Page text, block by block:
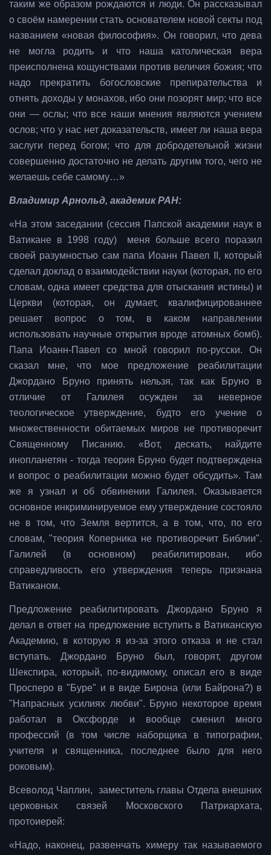
таким же образом рождаются и люди. Он рассказывал
о своём намерении стать основателем новой секты под
названием «новая философия». Он говорил, что дева
не могла родить и что наша католическая вера
преисполнена кощунствами против величия божия; что
надо прекратить богословские препирательства и
отнять доходы у монахов, ибо они позорят мир; что все
они — ослы; что все наши мнения являются учением
ослов; что у нас нет доказательств, имеет ли наша вера
заслуги перед богом; что для добродетельной жизни
совершенно достаточно не делать другим того, чего не
желаешь себе самому…»
Владимир Арнольд, академик РАН:
«На этом заседании (сессия Папской академии наук в
Ватикане в 1998 году) меня больше всего поразил
своей разумностью сам папа Иоанн Павел II, который
сделал доклад о взаимодействии науки (которая, по его
словам, одна имеет средства для отыскания истины) и
Церкви (которая, он думает, квалифицированнее
решает вопрос о том, в каком направлении
использовать научные открытия вроде атомных бомб).
Папа Иоанн-Павел со мной говорил по-русски. Он
сказал мне, что мое предложение реабилитации
Джордано Бруно принять нельзя, так как Бруно в
отличие от Галилея осужден за неверное
теологическое утверждение, будто его учение о
множественности обитаемых миров не противоречит
Священному Писанию. «Вот, дескать, найдите
инопланетян - тогда теория Бруно будет подтверждена
и вопрос о реабилитации можно будет обсудить». Там
же я узнал и об обвинении Галилея. Оказывается
основное инкриминируемое ему утверждение состояло
не в том, что Земля вертится, а в том, что, по его
словам, "теория Коперника не противоречит Библии".
Галилей (в основном) реабилитирован, ибо
справедливость его утверждения теперь признана
Ватиканом.
Предложение реабилитировать Джордано Бруно я
делал в ответ на предложение вступить в Ватиканскую
Академию, в которую я из-за этого отказа и не стал
вступать. Джордано Бруно был, говорят, другом
Шекспира, который, по-видимому, описал его в виде
Просперо в "Буре" и в виде Бирона (или Байрона?) в
"Напрасных усилиях любви". Бруно некоторое время
работал в Оксфорде и вообще сменил много
профессий (в том числе наборщика в типографии,
учителя и священника, последнее было для него
роковым).
Всеволод Чаплин, заместитель главы Отдела внешних
церковных связей Московского Патриархата,
протоиерей:
«Надо, наконец, развенчать химеру так называемого